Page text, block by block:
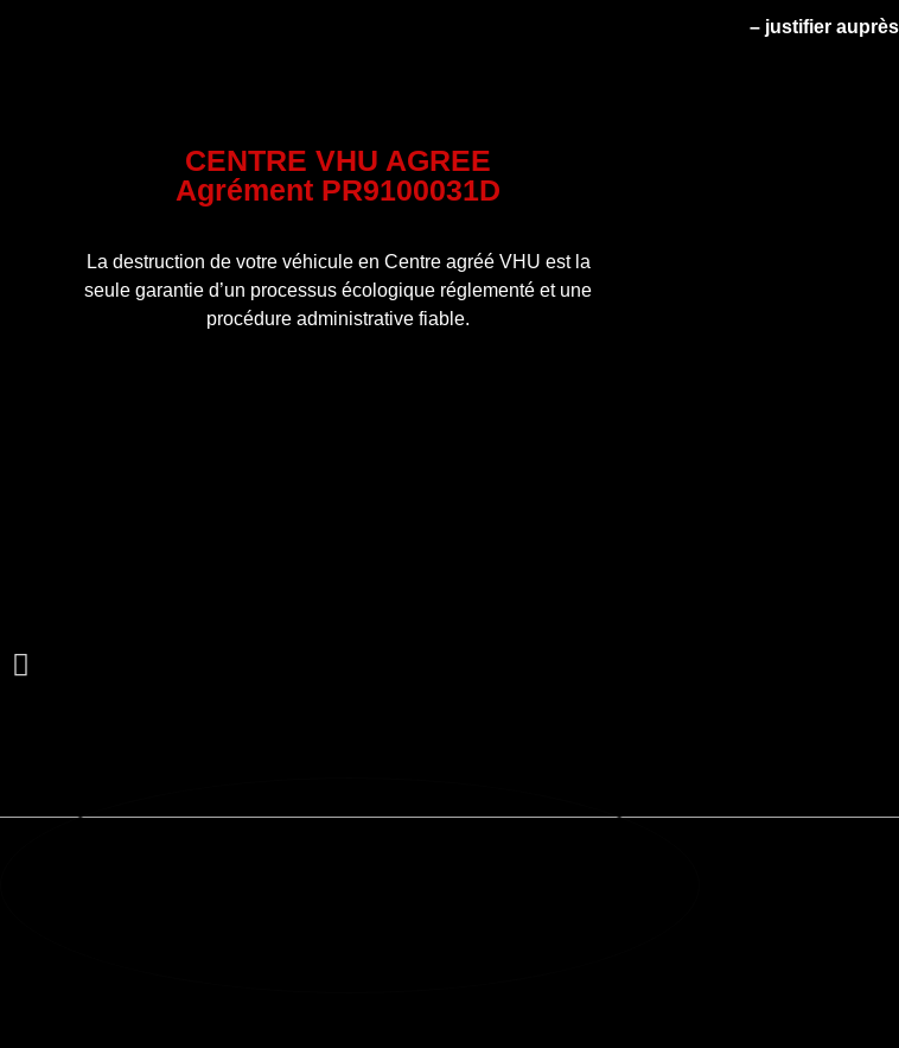
– justifier
CENTRE VHU AGREE
Agrément PR9100031D
La destruction de votre véhicule en Centre agréé VHU est la
seule garantie d’un processus écologique réglementé et une
procédure administrative fiable.